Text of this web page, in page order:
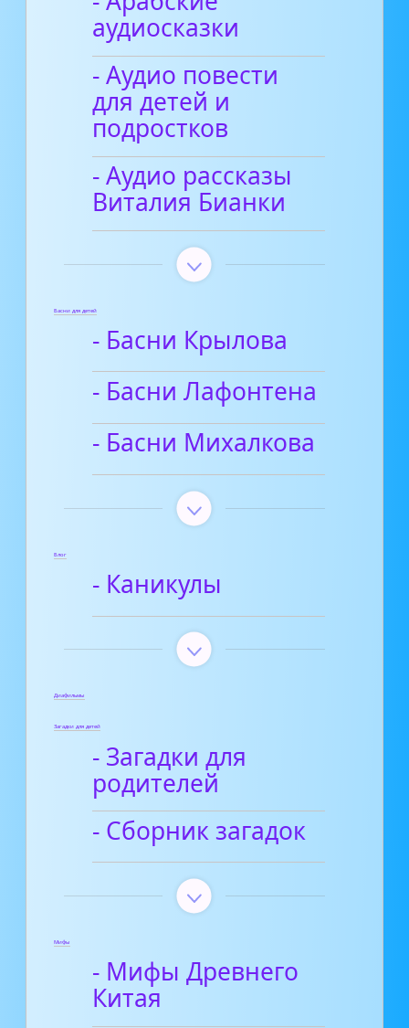
аудиосказки
- Аудио повести
для детей и
подростков
- Аудио рассказы
Виталия Бианки
Басни для детей
- Басни Крылова
- Басни Лафонтена
- Басни Михалкова
Блог
- Каникулы
Диафильмы
Загадки для детей
- Загадки для
родителей
- Сборник загадок
Мифы
- Мифы Древнего
Китая